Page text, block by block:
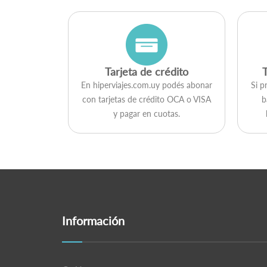
Tarjeta de crédito
En hiperviajes.com.uy podés abonar
con tarjetas de crédito OCA o VISA
y pagar en cuotas.
Si
Información